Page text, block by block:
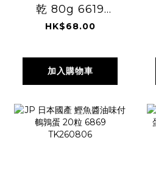
乾 80g 6619
TK260806
HK$68.00
加入購物車